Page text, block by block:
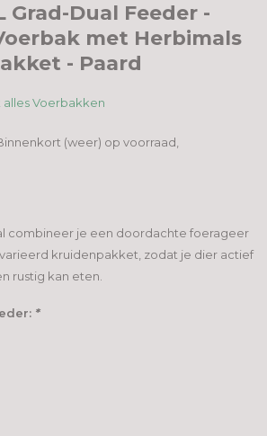
Grad-Dual Feeder -
met Herbimals
- Paard
alles Voerbakken
(weer) op voorraad,
combineer je een doordachte foerageer
kruidenpakket, zodat je dier actief
rustig kan eten.
*